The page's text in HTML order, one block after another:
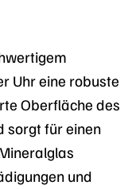
Uhr eine robuste
Oberfläche des
sorgt für einen
und